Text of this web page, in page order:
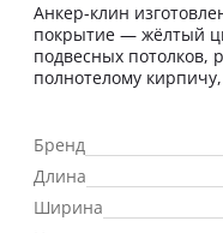
Анкер-клин
покрытие — жёлтый
подвесных потолков,
полнотелому
Бренд
Длина
Ширина